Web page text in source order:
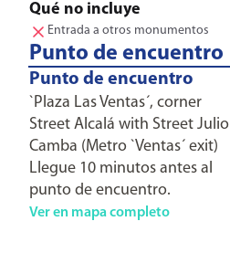
Qué no incluye
Entrada a otros monumentos
Punto de encuentro
Punto de encuentro
`Plaza Las Ventas´, corner
Street Alcalá with Street Julio
Camba (Metro `Ventas´ exit)
Llegue 10 minutos antes al
punto de encuentro.
Ver en mapa completo